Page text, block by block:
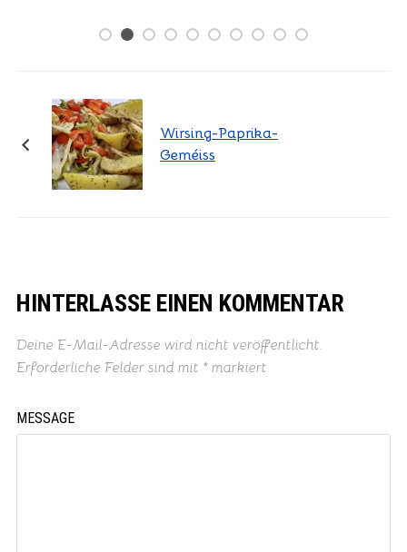
Wirsing-Paprika-
Geméiss
HINTERLASSE EINEN KOMMENTAR
Deine E-Mail-Adresse wird nicht veröffentlicht.
Erforderliche Felder sind mit *markiert
MESSAGE